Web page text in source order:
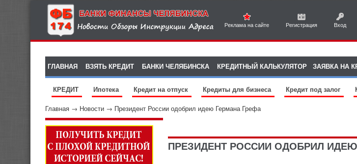
Реклама на сайте Регистрация Вход
ГЛАВНАЯ ВЗЯТЬ КРЕДИТ БАНКИ ЧЕЛЯБИНСКА КРЕДИТНЫЙ КАЛЬКУЛЯТОР ЗАЯВКА НА
КРЕДИТ Ипотека Кредит на отпуск Кредиты для бизнеса Кредит под залог
Главная → Новости → Президент России одобрил идею Германа Грефа
ПРЕЗИДЕНТ РОССИИ ОДОБРИЛ